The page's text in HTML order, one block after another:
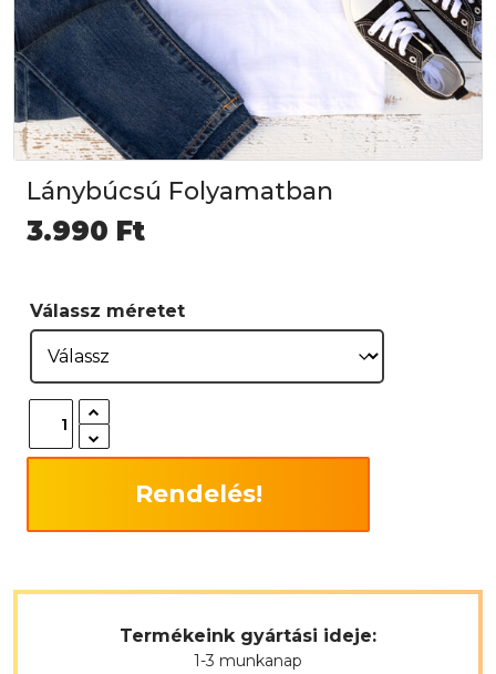
Lánybúcsú Folyamatban
3.990 Ft
Válassz méretet
Rendelés!
Termékeink gyártási ideje:
1-3 munkanap